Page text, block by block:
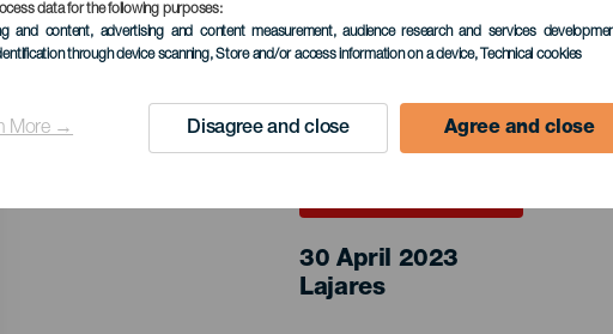
data for the following purposes:
and content, advertising and content measurement, audience research and services
through device scanning, Store and/or access information on a device, Technical cookies
More → Disagree and close Agree and close
30 April 2023
Localidad
Lajares